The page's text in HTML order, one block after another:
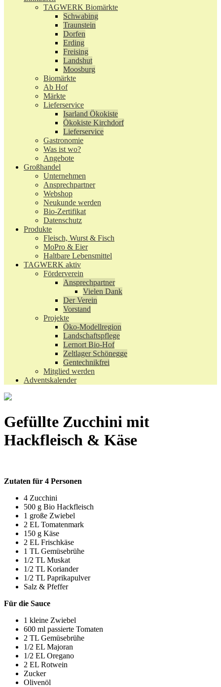
TAGWERK Biomärkte
Schwabing
Traunstein
Dorfen
Erding
Freising
Landshut
Moosburg
Biomärkte
Ab Hof
Märkte
Lieferservice
Isarland Ökokiste
Ökokiste Kirchdorf
Lieferservice
Gastronomie
Was ist wo?
Angebote
Großhandel
Unternehmen
Ansprechpartner
Webshop
Neukunde werden
Bio-Zertifikat
Datenschutz
Produkte
Fleisch, Wurst & Fisch
MoPro & Eier
Haltbare Lebensmittel
TAGWERK aktiv
Förderverein
Ansprechpartner
Vielen Dank
Der Verein
Vorstand
Projekte
Öko-Modellregion
Landschaftspflege
Lernort Bio-Hof
Zeltlager Schönegge
Gentechnikfrei
Mitglied werden
Adventskalender
Gefüllte Zucchini mit
Hackfleisch & Käse
Zutaten für 4 Personen
4 Zucchini
500 g Bio Hackfleisch
1 große Zwiebel
2 EL Tomatenmark
150 g Käse
2 EL Frischkäse
1 TL Gemüsebrühe
1/2 TL Muskat
1/2 TL Koriander
1/2 TL Paprikapulver
Salz & Pfeffer
Für die Sauce
1 kleine Zwiebel
600 ml passierte Tomaten
2 TL Gemüsebrühe
1/2 EL Majoran
1/2 EL Oregano
2 EL Rotwein
Zucker
Olivenöl